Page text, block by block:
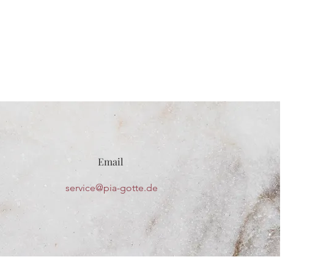
Email
service@pia-gotte.de